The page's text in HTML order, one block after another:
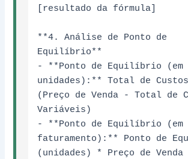
[resultado da fórmula]
**4. Análise de Ponto de
Equilíbrio**
- **Ponto de Equilíbrio (em
unidades):** Total de
(Preço de Venda - Total de
Variáveis)
- **Ponto de Equilíbrio (em
faturamento):** Ponto de
(unidades) * Preço de Venda